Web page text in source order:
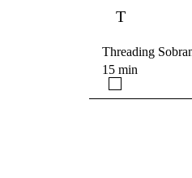
T
Threading
15 min